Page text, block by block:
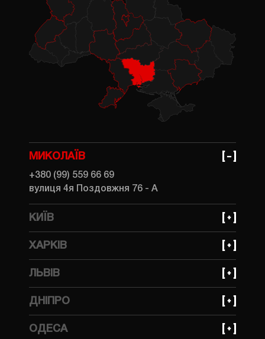
МИКОЛАЇВ
+380 (99) 559 66 69
вулиця 4я Поздовжня 76 - А
КИЇВ
вулиця Івана Федорова, 31
ХАРКІВ
вулиця Динамівська, 10
ЛЬВІВ
вулиця Стрийська, 45 Ж
ДНІПРО
просп. Богдана Хмельницького, 148А
ОДЕСА